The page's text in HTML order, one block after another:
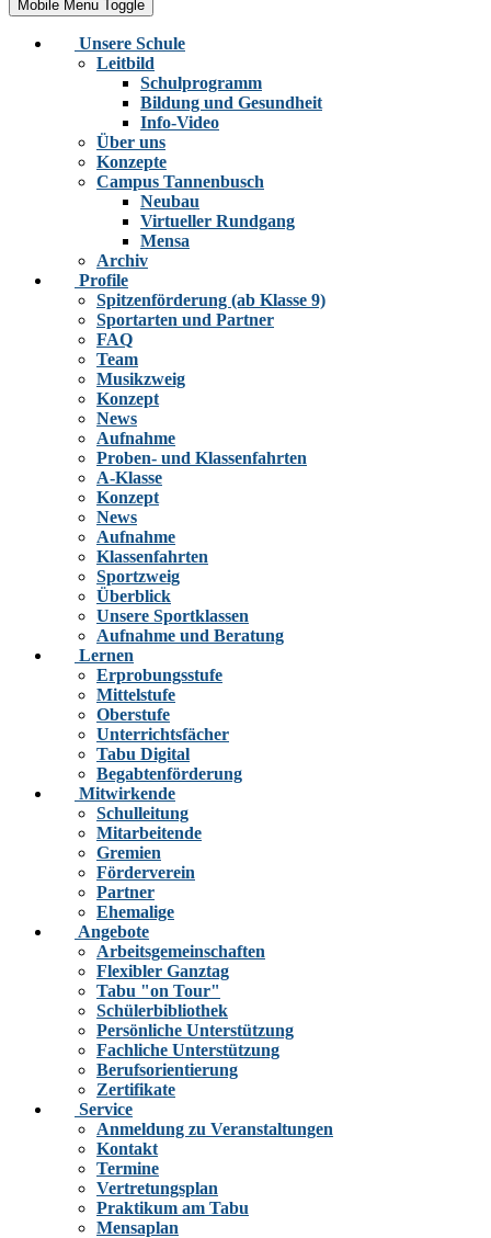
Mobile Menu Toggle
Unsere Schule
Leitbild
Schulprogramm
Bildung und Gesundheit
Info-Video
Über uns
Konzepte
Campus Tannenbusch
Neubau
Virtueller Rundgang
Mensa
Archiv
Profile
Spitzenförderung (ab Klasse 9)
Sportarten und Partner
FAQ
Team
Musikzweig
Konzept
News
Aufnahme
Proben- und Klassenfahrten
A-Klasse
Konzept
News
Aufnahme
Klassenfahrten
Sportzweig
Überblick
Unsere Sportklassen
Aufnahme und Beratung
Lernen
Erprobungsstufe
Mittelstufe
Oberstufe
Unterrichtsfächer
Tabu Digital
Begabtenförderung
Mitwirkende
Schulleitung
Mitarbeitende
Gremien
Förderverein
Partner
Ehemalige
Angebote
Arbeitsgemeinschaften
Flexibler Ganztag
Tabu "on Tour"
Schülerbibliothek
Persönliche Unterstützung
Fachliche Unterstützung
Berufsorientierung
Zertifikate
Service
Anmeldung zu Veranstaltungen
Kontakt
Termine
Vertretungsplan
Praktikum am Tabu
Mensaplan